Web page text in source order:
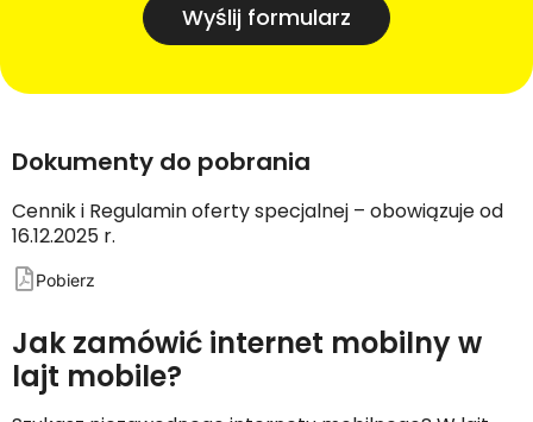
Wyślij formularz
Dokumenty do pobrania
Cennik i Regulamin oferty specjalnej – obowiązuje od
16.12.2025 r.
Pobierz
Jak zamówić internet mobilny w
lajt mobile?